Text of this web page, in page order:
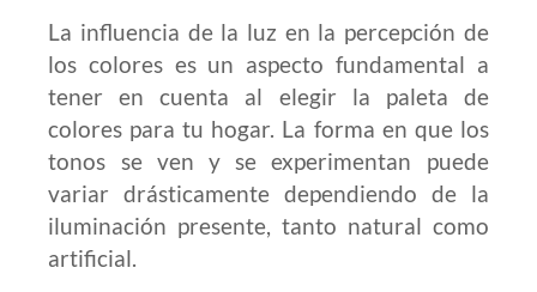
La influencia de la luz en la percepción de
los colores es un aspecto fundamental a
tener en cuenta al elegir la paleta de
colores para tu hogar. La forma en que los
tonos se ven y se experimentan puede
variar drásticamente dependiendo de la
iluminación presente, tanto natural como
artificial.